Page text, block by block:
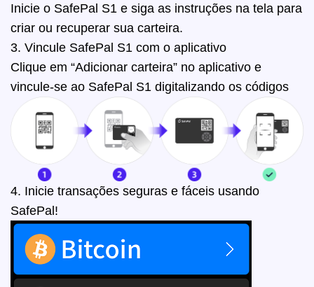
Inicie o SafePal S1 e siga as instruções na tela para
criar ou recuperar sua carteira.
3. Vincule SafePal S1 com o aplicativo
Clique em “Adicionar carteira” no aplicativo e
vincule-se ao SafePal S1 digitalizando os códigos
4. Inicie transações seguras e fáceis usando
SafePal!